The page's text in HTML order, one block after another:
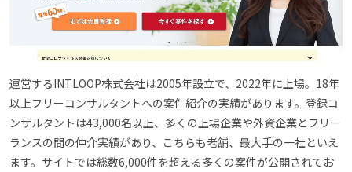
運営するINTLOOP株式会社は2005年設立で、2022年に上場。18年
以上フリーコンサルタントへの案件紹介の実績があります。登録コ
ンサルタントは43,000名以上、多くの上場企業や外資企業とフリー
ランスの間の仲介実績があり、こちらも老舗、最大手の一社といえ
ます。サイトでは総数6,000件を超える多くの案件が公開されてお